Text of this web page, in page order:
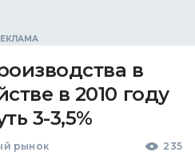
в
в 2010 году
3-3,5%
рынок 235